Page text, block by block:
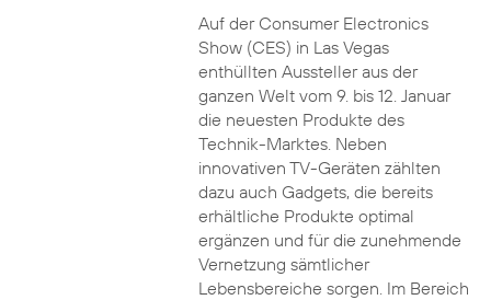
Auf der Consumer Electronics
Show (CES) in Las Vegas
enthüllten Aussteller aus der
ganzen Welt vom 9. bis 12. Januar
die neuesten Produkte des
Technik-Marktes. Neben
innovativen TV-Geräten zählten
dazu auch Gadgets, die bereits
erhältliche Produkte optimal
ergänzen und für die zunehmende
Vernetzung sämtlicher
Lebensbereiche sorgen. Im Bereich